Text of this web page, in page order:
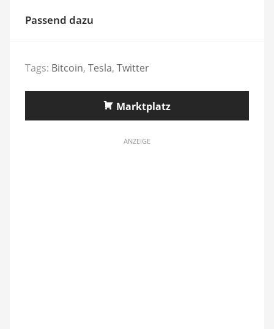
Passend dazu
Tags: Bitcoin, Tesla, Twitter
Marktplatz
ANZEIGE